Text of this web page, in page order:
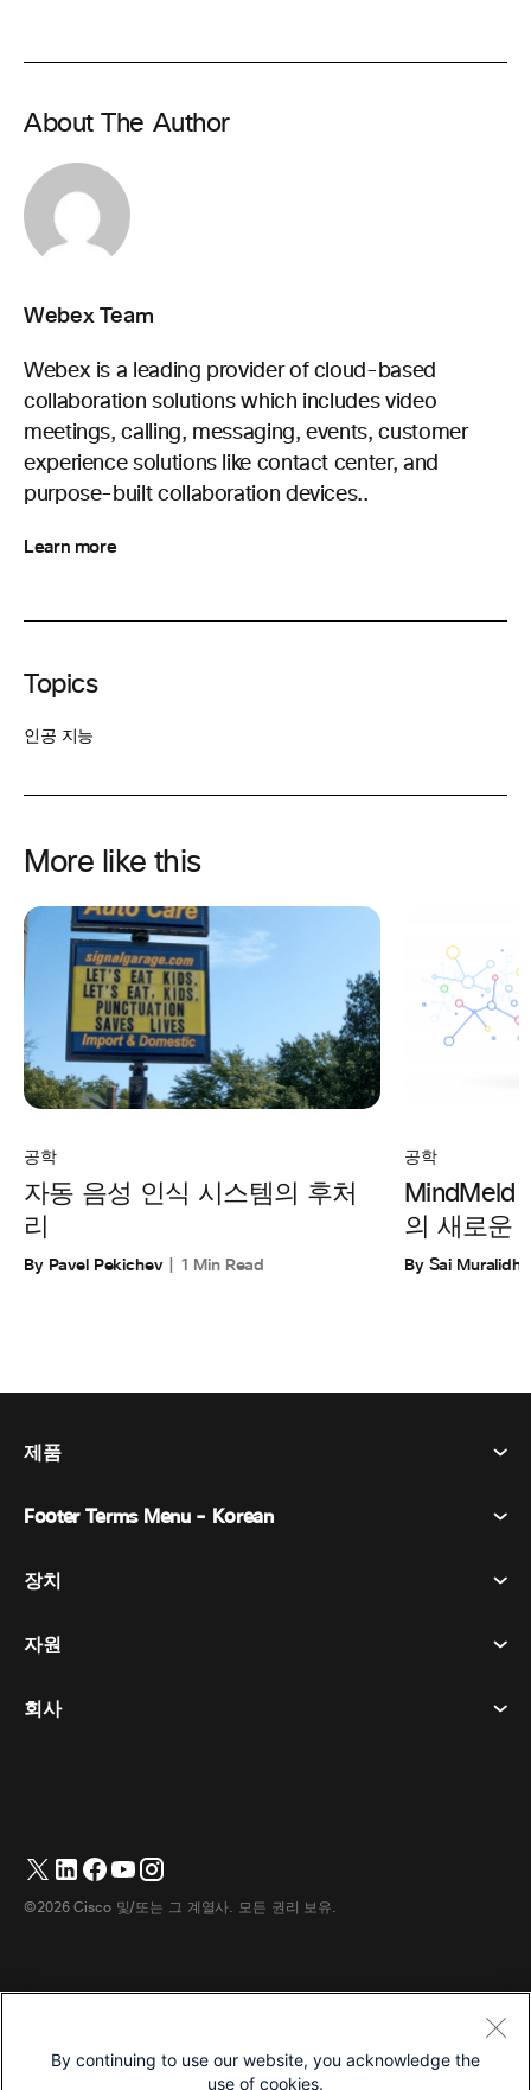
About The Author
Webex Team
Webex is a leading provider of cloud-based
collaboration solutions which includes video
meetings, calling, messaging, events, customer
experience solutions like contact center, and
purpose-built collaboration devices..
Learn more
Topics
인공 지능
More like this
공학
자동 음성 인식 시스템의 후처
리
By Pavel Pekichev 1 Min Read
공학
MindMeld
의 새로운
By Sai
제품
Webex Suite
메시징
이벤트
화이트보딩
Footer Terms Menu - Korean
이용약관
상표
English (영어)
日本語 (일어)
장치
객실 장치
헤드셋
객실 액세서리
자원
가격
회사
지원에 문의하세요
영업에 문의하세요
©2026 Cisco 및/또는 그 계열사. 모든 권리 보유.
개인정보 보호정책
By continuing to use our website, you acknowledge the
use of cookies.